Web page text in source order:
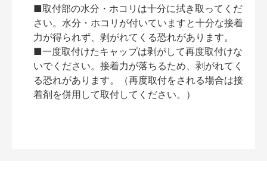
■取付部の水分・ホコリは十分に拭き取ってくだ
さい。水分・ホコリが付いていますと十分な接着
力が得られず、剥がれてくる恐れがあります。
■一度取付けたキャップは剥がして再度取付けな
いでください。接着力が落ちるため、剥がれてく
る恐れがあります。（再度取付をされる場合は接
着剤を併用して取付してください。）